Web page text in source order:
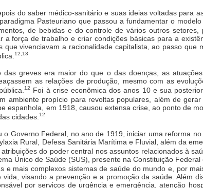
do saber médico-sanitário e suas ideias voltadas para
Pasteuriano que passou a fundamentar o
de bebidas e do controle de vários outros setores,
força de trabalho e criar condições básicas para a
que vivenciavam a racionalidade capitalista, ao passo que
12,13
greves era maior do que o das doenças, as
as relações de produção, mesmo com as
12
Foi à crise econômica dos anos 10 e sua
ambiente propício para revoltas populares, além de
espanhola, em 1918, causou extensa crise, ao ponto de
cidades. 12
Governo Federal, no ano de 1919, iniciar uma reforma
Rural, Defesa Sanitária Marítima e Fluvial, além da
do poder central nos assuntos relacionados à
Único de Saúde (SUS), presente na Constituição
e mais complexos sistemas de saúde do mundo e, por
visando a prevenção e a promoção da saúde. Além
por serviços de urgência e emergência, atenção